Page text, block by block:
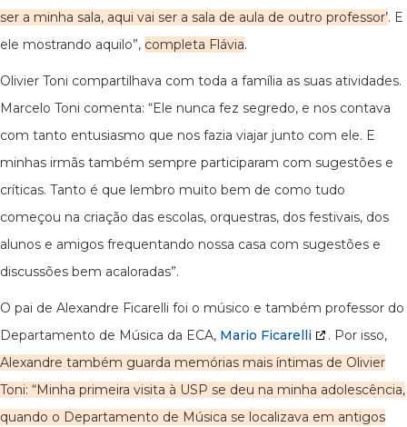
ser a minha sala, aqui vai ser a sala de aula de outro professor’. E
ele mostrando aquilo”, completa Flávia.
Olivier Toni compartilhava com toda a família as suas atividades.
Marcelo Toni comenta: “Ele nunca fez segredo, e nos contava
com tanto entusiasmo que nos fazia viajar junto com ele. E
minhas irmãs também sempre participaram com sugestões e
críticas. Tanto é que lembro muito bem de como tudo
começou na criação das escolas, orquestras, dos festivais, dos
alunos e amigos frequentando nossa casa com sugestões e
discussões bem acaloradas”.
O pai de Alexandre Ficarelli foi o músico e também professor do
Departamento de Música da ECA, Mario Ficarelli
. Por isso,
Alexandre também guarda memórias mais íntimas de Olivier
Toni: “Minha primeira visita à USP se deu na minha adolescência,
quando o Departamento de Música se localizava em antigos